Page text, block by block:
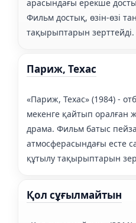
арасындағы ерекше
Фильм достық, өзін-өзі
тақырыптарын зерттейді.
Париж, Техас
«Париж, Техас» (1984) -
мекенге қайтып оралған
драма. Фильм батыс
атмосферасындағы есте
құтылу тақырыптарын
Қол сұғылмайтын